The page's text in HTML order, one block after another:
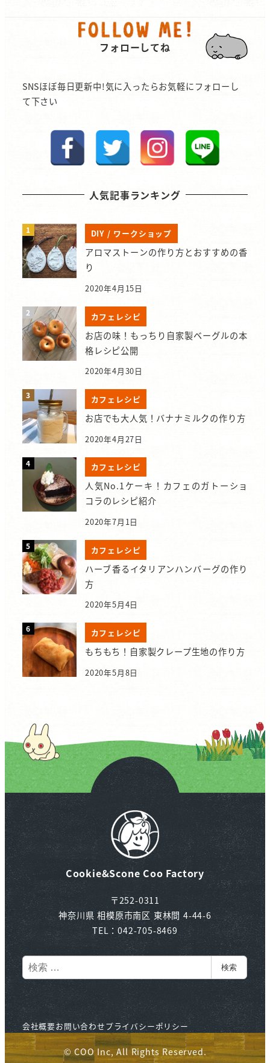
フォローしてね
SNSほぼ毎日更新中!気に入ったらお気軽にフォローし
て下さい
人気記事ランキング
DIY / ワークショップ
アロマストーンの作り方とおすすめの香
り
2020年4月15日
カフェレシピ
お店の味！もっちり自家製ベーグルの本
格レシピ公開
2020年4月30日
カフェレシピ
お店でも大人気！バナナミルクの作り方
2020年4月27日
カフェレシピ
人気No.1ケーキ！カフェのガトーショ
コラのレシピ紹介
2020年7月1日
カフェレシピ
ハーブ香るイタリアンハンバーグの作り
方
2020年5月4日
カフェレシピ
もちもち！自家製クレープ生地の作り方
2020年5月8日
Cookie&Scone Coo Factory
〒252-0311
神奈川県 相模原市南区 東林間 4-44-6
TEL：042-705-8469
検
索
検索
会社概要お問い合わせプライバシーポリシー
© COO Inc, All Rights Reserved.